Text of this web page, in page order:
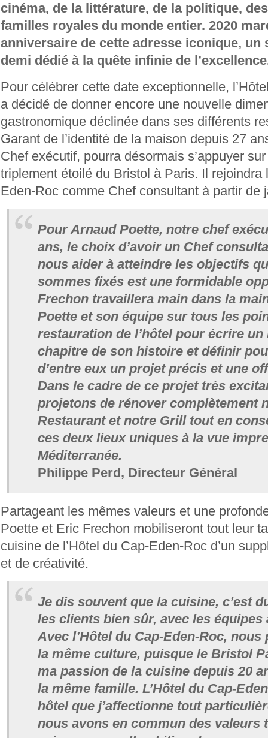
cinéma, de la littérature, de la politique,
familles royales du monde entier. 2020
anniversaire de cette adresse iconique, un
demi dédié à la quête infinie de
Pour célébrer cette date exceptionnelle,
a décidé de donner encore une nouvelle
gastronomique déclinée dans ses différents
Garant de l’identité de la maison depuis 27
Chef exécutif, pourra désormais s’appuyer
triplement étoilé du Bristol à Paris. Il rejoindra
Eden-Roc comme Chef consultant à partir de
Pour Arnaud Poette, notre chef
ans, le choix d’avoir un Chef
nous aider à atteindre les objectifs
sommes fixés est une formidable
Frechon travaillera main dans la
Poette et son équipe sur tous les
restauration de l’hôtel pour écrire un
chapitre de son histoire et définir
d’entre eux un projet précis et une
Dans le cadre de ce projet très
projetons de rénover complètement
Restaurant et notre Grill tout en
ces deux lieux uniques à la vue
Méditerranée.
Philippe Perd, Directeur Général
Partageant les mêmes valeurs et une
Poette et Eric Frechon mobiliseront tout leur
cuisine de l’Hôtel du Cap-Eden-Roc d’un
et de créativité.
Je dis souvent que la cuisine, c’est
les clients bien sûr, avec les équipes
Avec l’Hôtel du Cap-Eden-Roc, nous
la même culture, puisque le Bristol
ma passion de la cuisine depuis 20
la même famille. L’Hôtel du Cap-
hôtel que j’affectionne tout
nous avons en commun des valeurs